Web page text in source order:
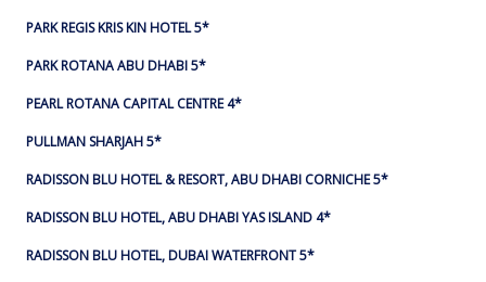
PARK REGIS KRIS KIN HOTEL 5*
PARK ROTANA ABU DHABI 5*
PEARL ROTANA CAPITAL CENTRE 4*
PULLMAN SHARJAH 5*
RADISSON BLU HOTEL & RESORT, ABU DHABI CORNICHE 5*
RADISSON BLU HOTEL, ABU DHABI YAS ISLAND 4*
RADISSON BLU HOTEL, DUBAI WATERFRONT 5*